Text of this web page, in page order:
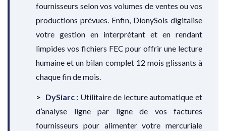
fournisseurs selon vos volumes de ventes ou vos
productions prévues. Enfin, DionySols digitalise
votre gestion en interprétant et en rendant
limpides vos fichiers FEC pour offrir une lecture
humaine et un bilan complet 12 mois glissants à
chaque fin de mois.
DySiarc : Utilitaire de lecture automatique et
d’analyse ligne par ligne de vos factures
fournisseurs pour alimenter votre mercuriale